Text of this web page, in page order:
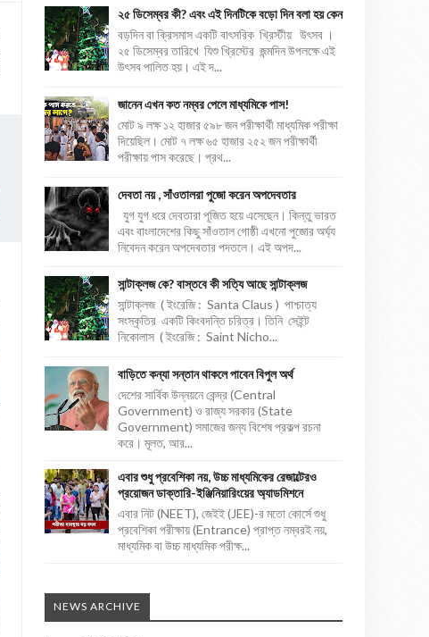
২৫ ডিসেম্বর কী? এবং এই দিনটিকে বড়ো দিন বলা হয় কেন
বড়দিন বা ক্রিসমাস একটি বাৎসরিক খ্রিস্টীয় উৎসব ।
২৫ ডিসেম্বর তারিখে যিশু খ্রিস্টের জন্মদিন উপলক্ষে এই
উৎসব পালিত হয়। এই দ...
জানেন এখন কত নম্বর পেলে মাধ্যমিকে পাস!
মোট ৯ লক্ষ ১২ হাজার ৫৯৮ জন পরীক্ষার্থী মাধ্যমিক পরীক্ষা
দিয়েছিল। মোট ৭ লক্ষ ৬৫ হাজার ২৫২ জন পরীক্ষার্থী
পরীক্ষায় পাস করেছে। প্রথ...
দেবতা নয় , সাঁওতালরা পুজো করেন অপদেবতার
যুগ যুগ ধরে দেবতারা পূজিত হয়ে এসেছেন। কিন্তু ভারত
এবং বাংলাদেশের কিছু সাঁওতাল গোষ্ঠী এখনো পুজোর অর্ঘ্য
নিবেদন করেন অপদেবতার পদতলে। এই অপদ...
সান্টাক্লজ কে? বাস্তবে কী সত্যি আছে সান্টাক্লজ
সান্টাক্লজ ( ইংরেজি : Santa Claus ) পাশ্চাত্য
সংস্কৃতির একটি কিংবদন্তি চরিত্র। তিনি সেইন্ট
নিকোলাস ( ইংরেজি : Saint Nicho...
বাড়িতে কন্যা সন্তান থাকলে পাবেন বিপুল অর্থ
দেশের সার্বিক উন্নয়নে কেন্দ্র (Central
Government) ও রাজ্য সরকার (State
Government) সমাজের জন্য বিশেষ প্রকল্প রচনা
করে। মূলত, আর...
এবার শুধু প্রবেশিকা নয়, উচ্চ মাধ্যমিকের রেজাল্টেরও
প্রয়োজন ডাক্তারি-ইঞ্জিনিয়ারিংয়ের অ্যাডমিশনে
এবার নিট (NEET), জেইই (JEE)-র মতো কোর্সে শুধু
প্রবেশিকা পরীক্ষায় (Entrance) প্রাপ্ত নম্বরই নয়,
মাধ্যমিক বা উচ্চ মাধ্যমিক পরীক্ষ...
NEWS ARCHIVE